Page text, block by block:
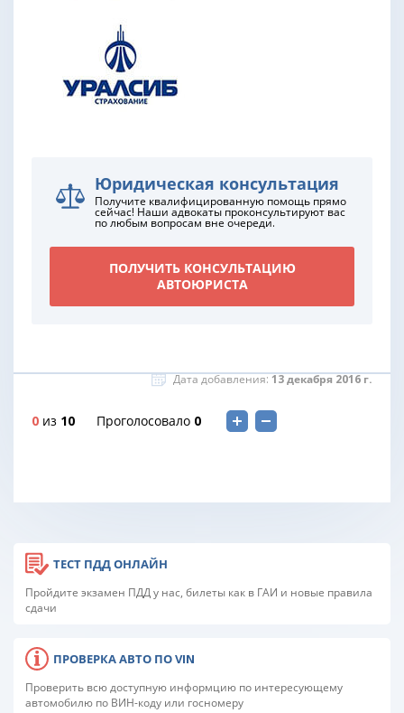
Юридическая консультация
Получите квалифицированную помощь прямо
сейчас! Наши адвокаты проконсультируют вас
по любым вопросам вне очереди.
ПОЛУЧИТЬ КОНСУЛЬТАЦИЮ
АВТОЮРИСТА
Дата добавления:13 декабря 2016 г.
0 из 10 Проголосовало 0
ТЕСТ ПДД ОНЛАЙН
Пройдите экзамен ПДД у нас, билеты как в ГАИ и новые правила
сдачи
ПРОВЕРКА АВТО ПО VIN
Проверить всю доступную информцию по интересующему
автомобилю по ВИН-коду или госномеру